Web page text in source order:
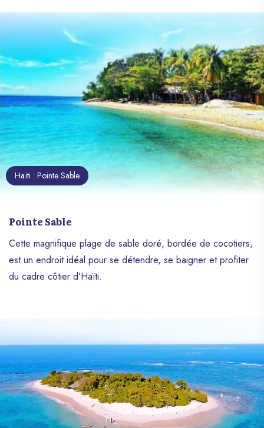
Haïti : Pointe Sable
Pointe Sable
Cette magnifique plage de sable doré, bordée de cocotiers,
est un endroit idéal pour se détendre, se baigner et profiter
du cadre côtier d’Haïti.